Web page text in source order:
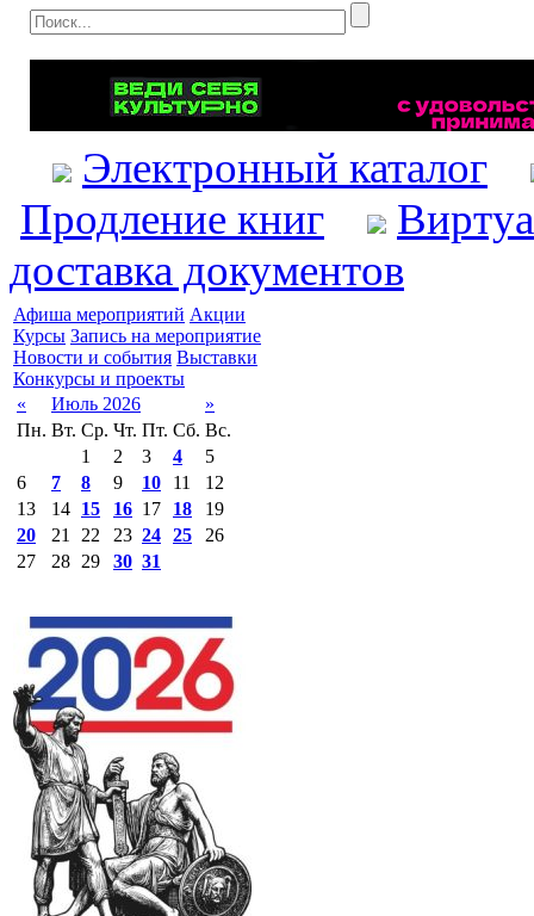
Электронный каталог
Продление книг
доставка документов
Афиша мероприятий Акции
Курсы Запись на мероприятие
Новости и события Выставки
Конкурсы и проекты
«
Июль 2026
»
Пн. Вт. Ср. Чт. Пт. Сб. Вс.
1
2 3 4
5
6
7 8 9 10 11
12
13
14 15 16 17 18
19
20
21 22 23 24 25
26
27
28 29 30 31